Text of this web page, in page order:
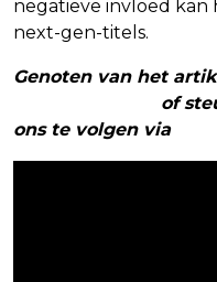
negatieve invloed kan
next-gen-titels.
Genoten van het
of
ons te volgen via